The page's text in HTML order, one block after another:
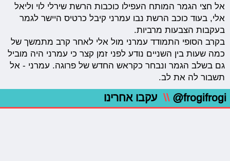
אל חצי הגמר המותח העפילו כוכבות הרשת שירלי לוי וליאל
אלי, בעוד כוכב הרשת נבו עמרני קיבל כרטיס היישר לגמר
בעקבות הצבעות מרביות.
בקרב הסופי התמודד עמרני מול אלי לאחר קרב מתמשך של
כמה שעות בין השניים נודע לפני זמן קצר כי עמרני היה מוביל
גם בשלב הגמר ונבחר כקראש החדש של פרוגה. עמרני - אל
תשבור לה את לב.
@frogifrogi
\\ עקבו אחרינו